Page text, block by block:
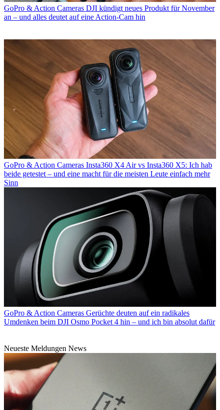
GoPro & Action Cameras DJI kündigt neues Produkt für November
an – und alles deutet auf eine Action-Cam hin
GoPro & Action Cameras Insta360 X4 Air vs Insta360 X5: Ich hab
beide getestet – und eine macht für die meisten Leute einfach mehr
Sinn
GoPro & Action Cameras Gerüchte deuten auf ein radikales
Umdenken beim DJI Osmo Pocket 4 hin – und ich bin absolut dafür
Neueste Meldungen News